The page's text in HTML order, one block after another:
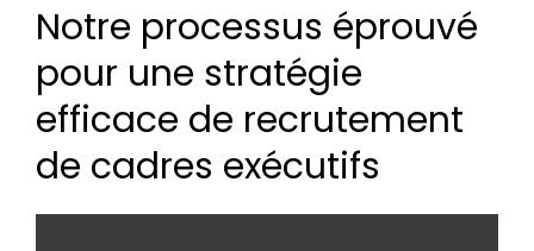
Notre processus éprouvé
pour une stratégie
efficace de recrutement
de cadres exécutifs